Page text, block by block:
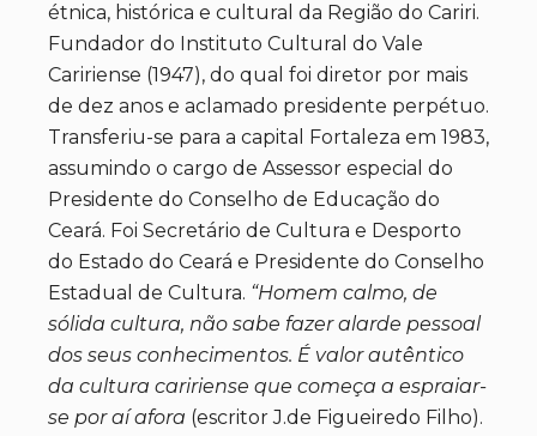
étnica, histórica e cultural da Região do Cariri.
Fundador do Instituto Cultural do Vale
Caririense (1947), do qual foi diretor por mais
de dez anos e aclamado presidente perpétuo.
Transferiu-se para a capital Fortaleza em 1983,
assumindo o cargo de Assessor especial do
Presidente do Conselho de Educação do
Ceará. Foi Secretário de Cultura e Desporto
do Estado do Ceará e Presidente do Conselho
Estadual de Cultura. “Homem calmo, de
sólida cultura, não sabe fazer alarde pessoal
dos seus conhecimentos. É valor autêntico
da cultura caririense que começa a espraiar-
se por aí afora (escritor J.de Figueiredo Filho).